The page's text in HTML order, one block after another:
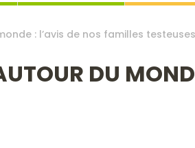
: l’avis de nos familles testeuses
DU